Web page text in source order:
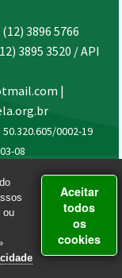
3896 5766
3895 3520 / API
|
50.320.605/0002-19
08
ou
Aceitar
todos
os
cookies